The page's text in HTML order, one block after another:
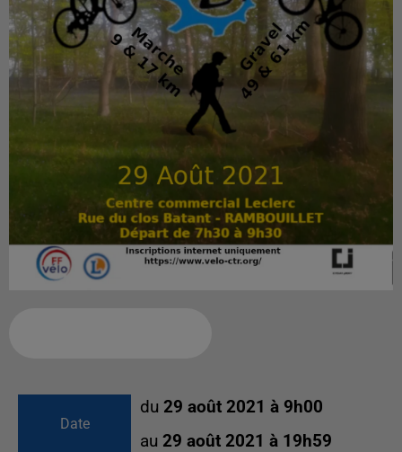
Date
du 29 août 2021 à 9h00
au 29 août 2021 à 19h59